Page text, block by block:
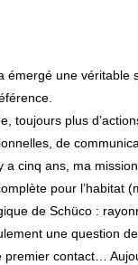
une
toujours plus
de
cinq ans, ma
pour
de Schüco :
une question
contact…